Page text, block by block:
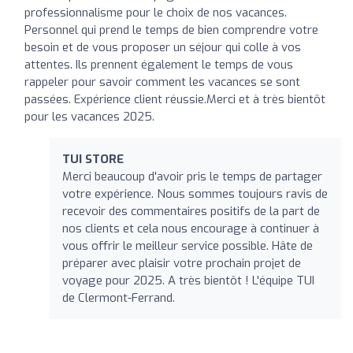
professionnalisme pour le choix de nos vacances.
Personnel qui prend le temps de bien comprendre votre
besoin et de vous proposer un séjour qui colle à vos
attentes. Ils prennent également le temps de vous
rappeler pour savoir comment les vacances se sont
passées. Expérience client réussie.Merci et à très bientôt
pour les vacances 2025.
TUI STORE
Merci beaucoup d'avoir pris le temps de partager
votre expérience. Nous sommes toujours ravis de
recevoir des commentaires positifs de la part de
nos clients et cela nous encourage à continuer à
vous offrir le meilleur service possible. Hâte de
préparer avec plaisir votre prochain projet de
voyage pour 2025. A très bientôt ! L'équipe TUI
de Clermont-Ferrand.